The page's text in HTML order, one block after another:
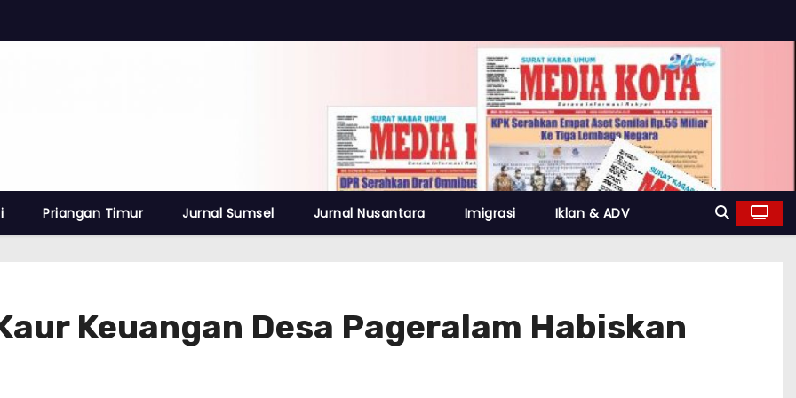
Priangan Timur Jurnal Sumsel Jurnal Nusantara Imigrasi Iklan & ADV
Keuangan Desa Pageralam Habiskan